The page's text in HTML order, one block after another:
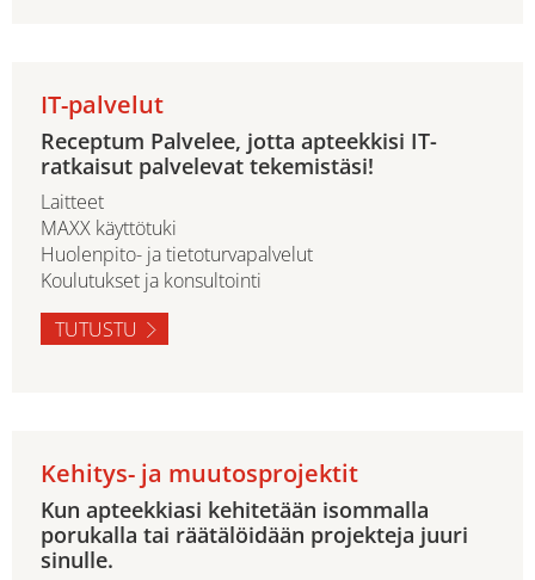
IT-palvelut
Receptum Palvelee, jotta apteekkisi IT-
ratkaisut palvelevat tekemistäsi!
Laitteet
MAXX käyttötuki
Huolenpito- ja tietoturvapalvelut
Koulutukset ja konsultointi
TUTUSTU
Kehitys- ja muutosprojektit
Kun apteekkiasi kehitetään isommalla
porukalla tai räätälöidään projekteja juuri
sinulle.